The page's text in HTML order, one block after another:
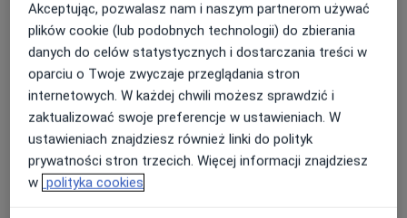
Usługi i ceny
Konsultacja ginekologiczna
Od 250 zł Szczegóły Umów wizytę
Konsultacja ginekologiczna +
cytologia
330 zł - 380 zł Szczegóły
Umów wizytę
Akceptując, pozwalasz nam i naszym partnerom używać
plików cookie (lub podobnych technologii) do zbierania
danych do celów statystycznych i dostarczania treści w
oparciu o Twoje zwyczaje przeglądania stron
internetowych. W każdej chwili możesz sprawdzić i
zaktualizować swoje preferencje w ustawieniach. W
ustawieniach znajdziesz również linki do polityk
prywatności stron trzecich. Więcej informacji znajdziesz
w polityka cookies